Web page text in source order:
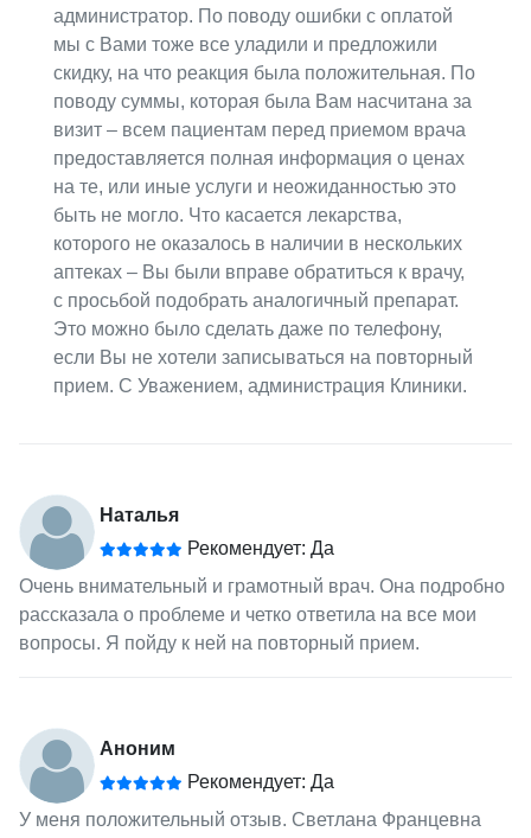
администратор. По поводу ошибки с оплатой
мы с Вами тоже все уладили и предложили
скидку, на что реакция была положительная. По
поводу суммы, которая была Вам насчитана за
визит – всем пациентам перед приемом врача
предоставляется полная информация о ценах
на те, или иные услуги и неожиданностью это
быть не могло. Что касается лекарства,
которого не оказалось в наличии в нескольких
аптеках – Вы были вправе обратиться к врачу,
с просьбой подобрать аналогичный препарат.
Это можно было сделать даже по телефону,
если Вы не хотели записываться на повторный
прием. С Уважением, администрация Клиники.
Наталья
Рекомендует: Да
Очень внимательный и грамотный врач. Она подробно
рассказала о проблеме и четко ответила на все мои
вопросы. Я пойду к ней на повторный прием.
Аноним
Рекомендует: Да
У меня положительный отзыв. Светлана Францевна